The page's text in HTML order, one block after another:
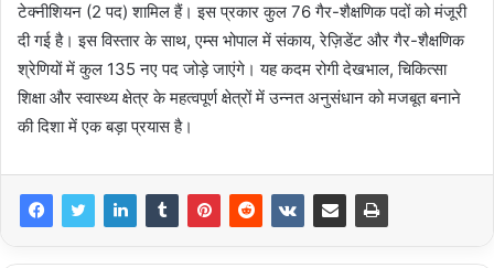
टेक्नीशियन (2 पद) शामिल हैं। इस प्रकार कुल 76 गैर-शैक्षणिक पदों को मंजूरी
दी गई है। इस विस्तार के साथ, एम्स भोपाल में संकाय, रेज़िडेंट और गैर-शैक्षणिक
श्रेणियों में कुल 135 नए पद जोड़े जाएंगे। यह कदम रोगी देखभाल, चिकित्सा
शिक्षा और स्वास्थ्य क्षेत्र के महत्वपूर्ण क्षेत्रों में उन्नत अनुसंधान को मजबूत बनाने
की दिशा में एक बड़ा प्रयास है।